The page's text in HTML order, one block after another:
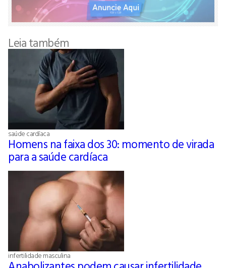
Leia também
saúde cardíaca
Homens na faixa dos 30: momento de virada
para a saúde cardíaca
infertilidade masculina